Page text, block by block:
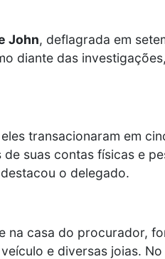
John, deflagrada em
diante das
transacionaram em
suas contas físicas e
o delegado.
na casa do procurador,
e diversas joias.